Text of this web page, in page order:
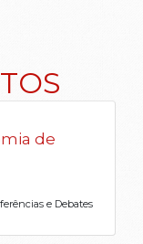
de
e Debates